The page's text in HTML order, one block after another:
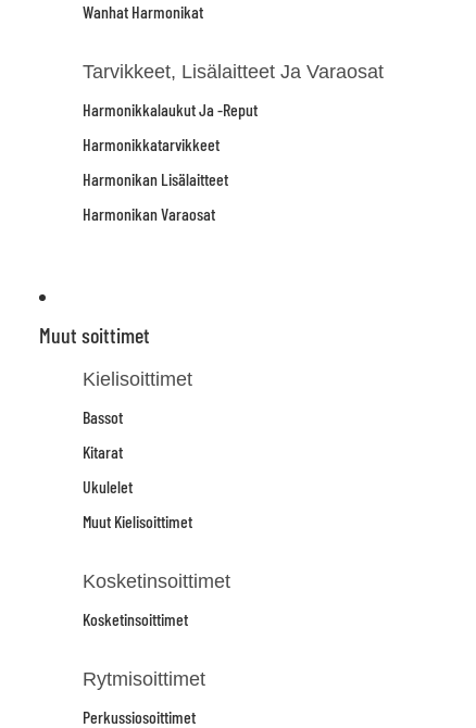
Wanhat Harmonikat
Tarvikkeet, Lisälaitteet Ja Varaosat
Harmonikkalaukut Ja -reput
Harmonikkatarvikkeet
Harmonikan Lisälaitteet
Harmonikan Varaosat
Muut soittimet
Kielisoittimet
Bassot
Kitarat
Ukulelet
Muut Kielisoittimet
Kosketinsoittimet
Kosketinsoittimet
Rytmisoittimet
Perkussiosoittimet